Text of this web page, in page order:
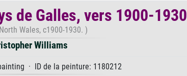
de Galles, vers 1900-1930
Wales, c1900-1930. )
Williams
· ID de la peinture: 1180212